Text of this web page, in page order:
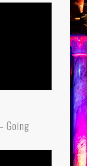
Going